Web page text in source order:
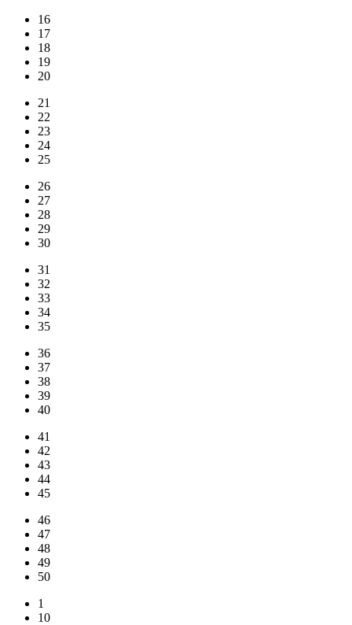
16
17
18
19
20
21
22
23
24
25
26
27
28
29
30
31
32
33
34
35
36
37
38
39
40
41
42
43
44
45
46
47
48
49
50
1
10